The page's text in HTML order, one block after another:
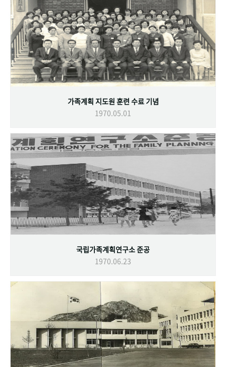
가족계획 지도원 훈련 수료 기념
1970.05.01
국립가족계획연구소 준공
1970.06.23